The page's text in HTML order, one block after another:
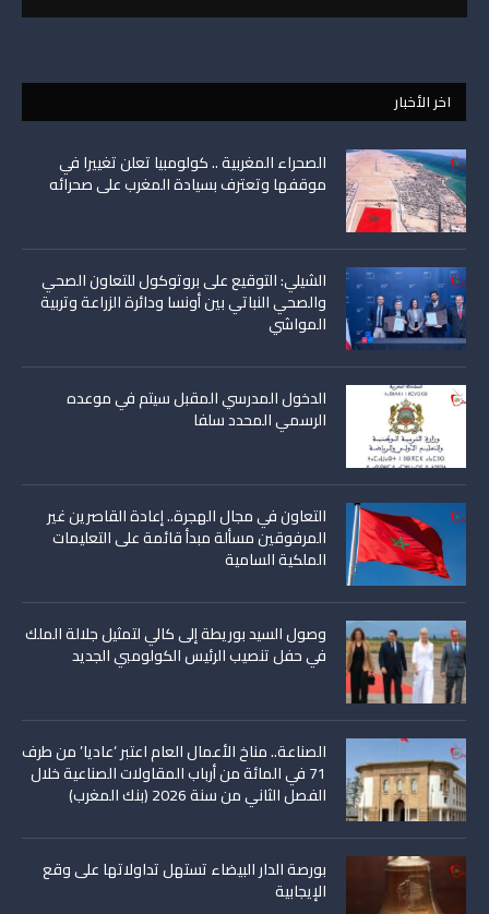
اخر الأخبار
الصحراء المغربية .. كولومبيا تعلن تغييرا في
موقفها وتعترف بسيادة المغرب على صحرائه
الشيلي: التوقيع على بروتوكول للتعاون الصحي
والصحي النباتي بين أونسا ودائرة الزراعة وتربية
المواشي
الدخول المدرسي المقبل سیتم في موعده
الرسمي المحدد سلفا
التعاون في مجال الهجرة.. إعادة القاصرين غير
المرفوقين مسألة مبدأ قائمة على التعليمات
الملكية السامية
وصول السيد بوريطة إلى كالي لتمثيل جلالة الملك
في حفل تنصيب الرئيس الكولومبي الجديد
الصناعة.. مناخ الأعمال العام اعتبر ‘عاديا’ من طرف
71 في المائة من أرباب المقاولات الصناعية خلال
الفصل الثاني من سنة 2026 (بنك المغرب)
بورصة الدار البيضاء تستهل تداولاتها على وقع
الإيجابية